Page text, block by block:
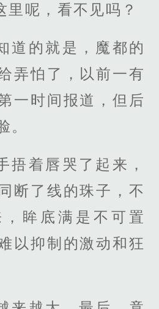
里呢，看不见吗？
道的就是，魔都的
弄怕了，以前一有
一时间报道，但后
。
捂着唇哭了起来，
断了线的珠子，不
眸底满是不可置
以抑制的激动和狂